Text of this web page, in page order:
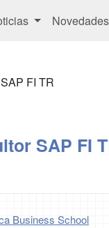
Novedades
FI TR
SAP FI
Business School